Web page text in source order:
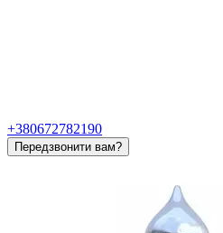
+380672782190
Передзвонити вам?